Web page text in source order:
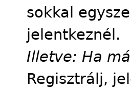
sokkal
jelentkeznél.
Illetve: Ha
Regisztrálj,